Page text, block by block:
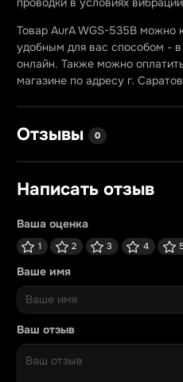
Товар AurA WGS-535B можно
удобным для вас способом -
онлайн. Также можно
магазине по адресу г.
Отзывы 0
Написать отзыв
Ваша оценка
1 2 3 4
Ваше имя
Ваш отзыв